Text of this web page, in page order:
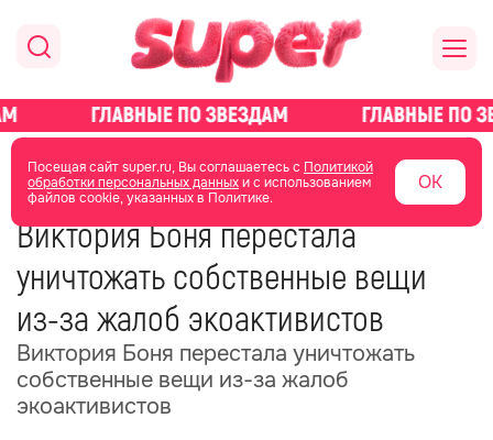
Посещая сайт super.ru, Вы соглашаетесь с Политикой
обработки персональных данныхи с использованием
файлов cookie, указанных в Политике.
ОК
главная новости о звездах новости
02 июля 07:20
Виктория Боня перестала
уничтожать собственные вещи
из-за жалоб экоактивистов
Виктория Боня перестала уничтожать
собственные вещи из-за жалоб
экоактивистов